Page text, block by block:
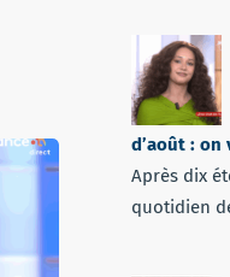
d’août :
Après dix
quotidien